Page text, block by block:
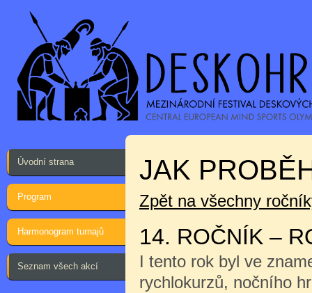
Úvodní strana
Program
Harmonogram turnajů
Seznam všech akcí
JAK
Zpět na všechny
14. ROČNÍK –
I tento rok byl ve
rychlokurzů, nočního